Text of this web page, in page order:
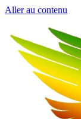
Aller au contenu